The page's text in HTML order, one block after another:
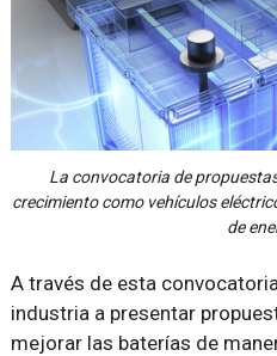
La convocatoria de
crecimiento como vehículos
de
A través de esta
industria a presentar
mejorar las baterías de